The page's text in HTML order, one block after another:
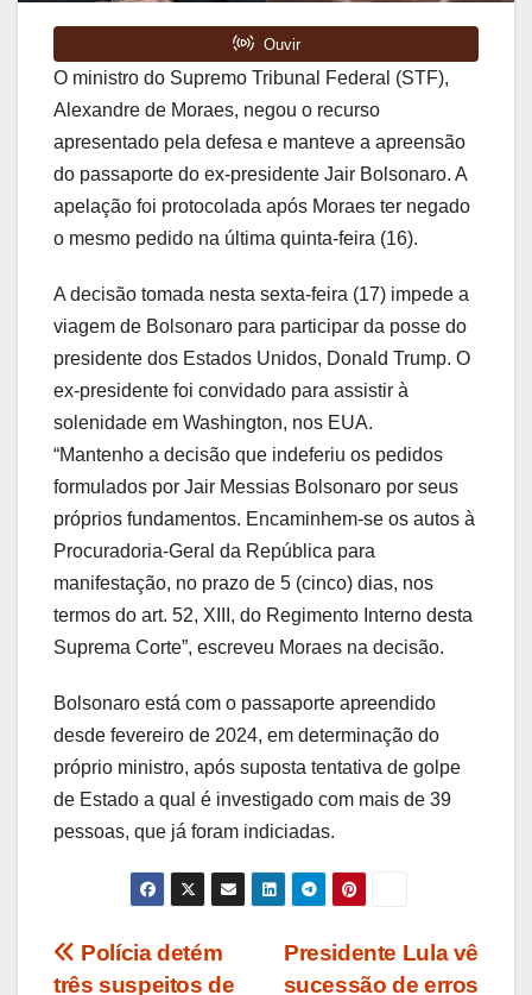
O ministro do Supremo Tribunal Federal (STF),
Alexandre de Moraes, negou o recurso
apresentado pela defesa e manteve a apreensão
do passaporte do ex-presidente Jair Bolsonaro. A
apelação foi protocolada após Moraes ter negado
o mesmo pedido na última quinta-feira (16).
A decisão tomada nesta sexta-feira (17) impede a
viagem de Bolsonaro para participar da posse do
presidente dos Estados Unidos, Donald Trump. O
ex-presidente foi convidado para assistir à
solenidade em Washington, nos EUA.
“Mantenho a decisão que indeferiu os pedidos
formulados por Jair Messias Bolsonaro por seus
próprios fundamentos. Encaminhem-se os autos à
Procuradoria-Geral da República para
manifestação, no prazo de 5 (cinco) dias, nos
termos do art. 52, XIII, do Regimento Interno desta
Suprema Corte”, escreveu Moraes na decisão.
Bolsonaro está com o passaporte apreendido
desde fevereiro de 2024, em determinação do
próprio ministro, após suposta tentativa de golpe
de Estado a qual é investigado com mais de 39
pessoas, que já foram indiciadas.
Navegação
Presidente Lula vê
sucessão de erros
Polícia detém
três suspeitos de